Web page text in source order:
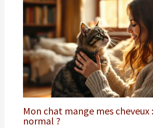
Mon chat mange mes cheveux
normal ?